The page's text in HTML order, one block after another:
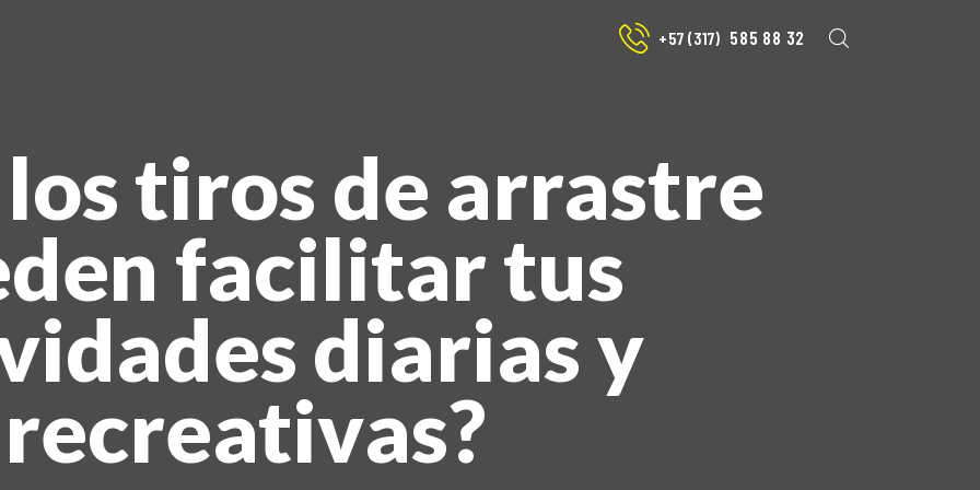
+57 (317) 585 88 32
tiros de arrastre
facilitar tus
diarias y
recreativas?